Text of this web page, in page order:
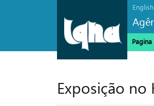
English
Exposição